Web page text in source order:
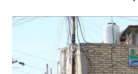
فن ومشاهير
العامة